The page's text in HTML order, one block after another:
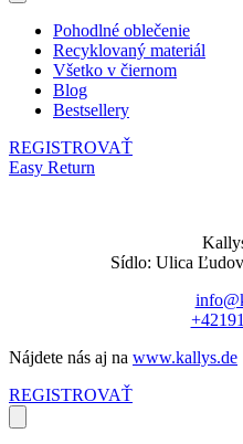
Pohodlné oblečenie
Recyklovaný materiál
Všetko v čiernom
Blog
Bestsellery
REGISTROVAŤ
Easy Return
Sídlo: Ulica
Nájdete nás aj na www.kallys.de
REGISTROVAŤ